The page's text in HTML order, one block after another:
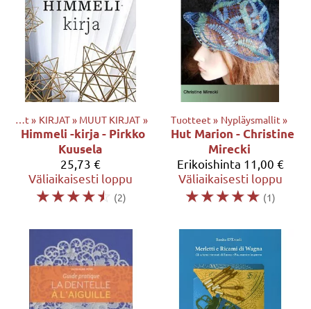
Tuotteet ‪» KIRJAT‪» MUUT KIRJAT ‪»
Himmeli -kirja - Pirkko
Kuusela
25,73 €
Väliaikaisesti loppu
☆☆☆☆☆ (2)
Tuotteet ‪» Nypläysmallit ‪»
Hut Marion - Christine
Mirecki
Erikoishinta 11,00 €
Väliaikaisesti loppu
☆☆☆☆☆ (1)